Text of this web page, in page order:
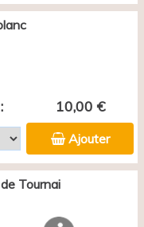
10,00 €
Ajouter
Tournai